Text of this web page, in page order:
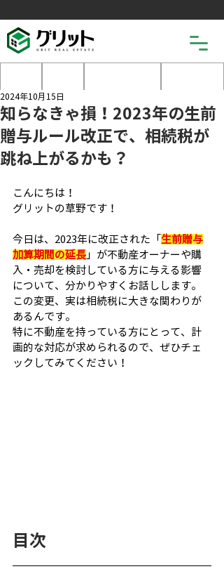
知らなきゃ損！2023年の生前
贈与ルール改正で、相続税が
跳ね上がるかも？
2024年10月15日
こんにちは！
グリットの草野です！
今日は、2023年に改正された「 生前贈与
加算期間の延長 」が不動産オーナーや購
入・売却を検討している方に与える影響
について、分かりやすくお話しします。
この変更、実は相続税に大きな関わりが
あるんです。
特に不動産を持っている方にとって、計
画的な対応が求められるので、ぜひチェ
ックしてみてください！
目次